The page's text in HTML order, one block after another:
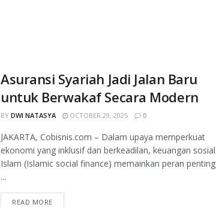
Asuransi Syariah Jadi Jalan Baru
untuk Berwakaf Secara Modern
BY DWI NATASYA OCTOBER 29, 2025 0
JAKARTA, Cobisnis.com – Dalam upaya memperkuat
ekonomi yang inklusif dan berkeadilan, keuangan sosial
Islam (Islamic social finance) memainkan peran penting
...
READ MORE